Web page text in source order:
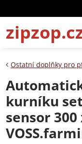
Ostatní doplňky pro
kurníku
sensor 300